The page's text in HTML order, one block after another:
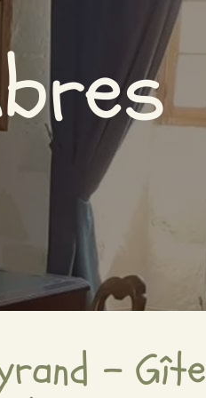
- Gîte